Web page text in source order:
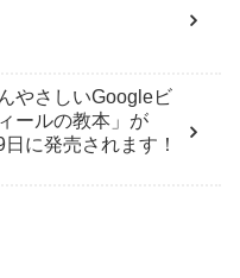
やさしいGoogleビ
ールの教本」が
に発売されます！